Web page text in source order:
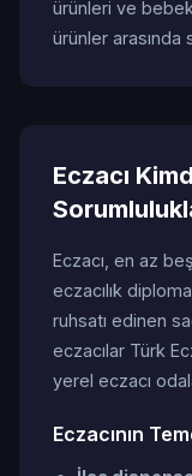
ürünleri ve
ürünler arasında
Eczacı
Eczacı, en az
eczacılık
ruhsatı edinen
eczacılar Türk
yerel eczacı
Eczacının